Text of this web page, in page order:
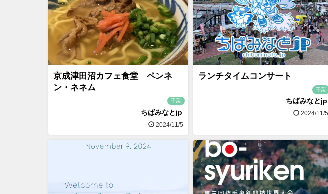
京成津田沼カフェ食堂 ペンネ
ン・ネネム
千葉
ちばみなとjp
2024/11/5
ランチタイムコンサート
千葉
ちばみなとjp
2024/11/5